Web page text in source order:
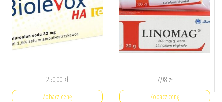
250,00 zł
Zobacz cenę
7,98 zł
Zobacz cenę